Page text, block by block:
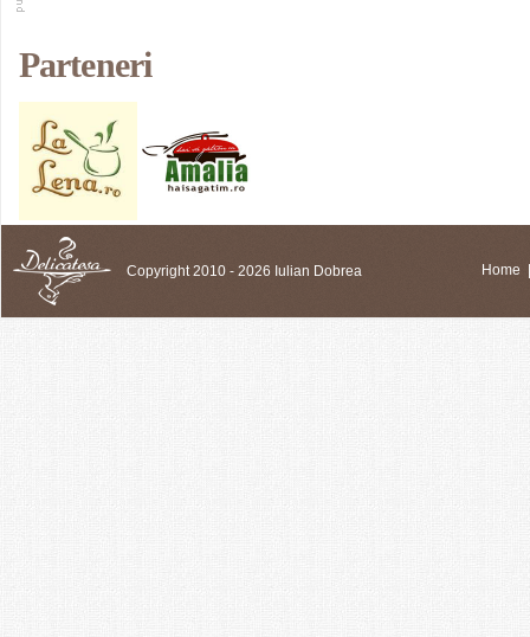
Parteneri
Copyright 2010 - 2026 Iulian Dobrea Home